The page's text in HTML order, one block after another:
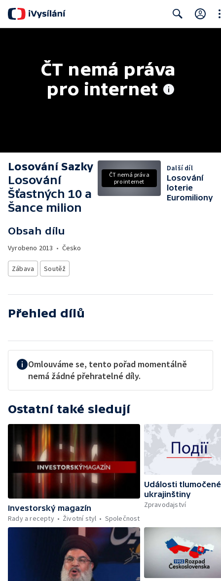
ČT nemá práva
pro internet
Losování Sazky
Losování
Šťastných 10 a
Šance milion
Obsah dílu
Vyrobeno 2013 • Česko
Zábava Soutěž
ČT nemá práva
pro internet
Další díl
Losování
loterie
Euromiliony
Přehled dílů
Omlouváme se, tento pořad momentálně
nemá žádné přehratelné díly.
Ostatní také sledují
Investorský magazín
Rady a recepty
Životní styl Společnost
Události
ukrajinštiny
Zpravodajství